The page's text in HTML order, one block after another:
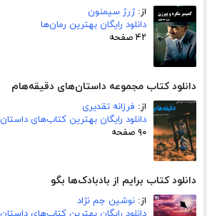
از:ژرژ سیمنون
دانلود رایگان بهترین رمان‌ها
۴۲ صفحه
دانلود کتاب مجموعه داستان‌های دقیقه‌هام
از: فرزانه تقدیری
دانلود رایگان بهترین کتاب‌های داستان
۹۰ صفحه
دانلود کتاب برایم از بادبادک‌ها بگو
از: نوشین جم نژاد